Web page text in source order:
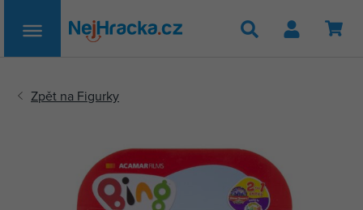
Hledat